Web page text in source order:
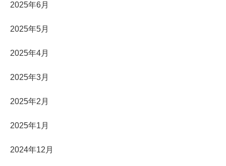
2025年6月
2025年5月
2025年4月
2025年3月
2025年2月
2025年1月
2024年12月